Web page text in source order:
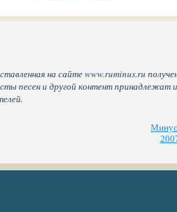
на сайте www.ruminus.ru
песен и другой контент